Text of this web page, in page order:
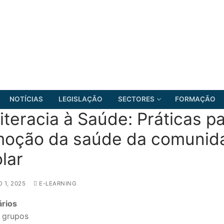
NOTÍCIAS LEGISLAÇÃO SECTORES FORMAÇÃO
FRENTE COMUM
à Saúde: Práticas
da saúde da
1, 2025 E-LEARNING
grupos